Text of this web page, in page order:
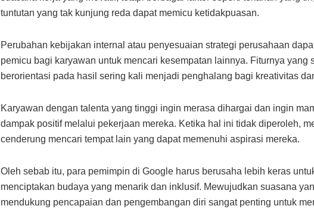
tuntutan yang tak kunjung reda dapat memicu ketidakpuasan.
Perubahan kebijakan internal atau penyesuaian strategi perusahaan
pemicu bagi karyawan untuk mencari kesempatan lainnya. Fiturnya yang
berorientasi pada hasil sering kali menjadi penghalang bagi kreativitas
Karyawan dengan talenta yang tinggi ingin merasa dihargai dan ingin
dampak positif melalui pekerjaan mereka. Ketika hal ini tidak diperoleh,
cenderung mencari tempat lain yang dapat memenuhi aspirasi mereka.
Oleh sebab itu, para pemimpin di Google harus berusaha lebih keras
menciptakan budaya yang menarik dan inklusif. Mewujudkan suasana
mendukung pencapaian dan pengembangan diri sangat penting untuk